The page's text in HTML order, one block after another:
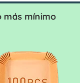
más mínimo